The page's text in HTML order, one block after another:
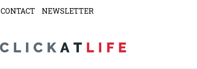
CONTACT NEWSLETTER